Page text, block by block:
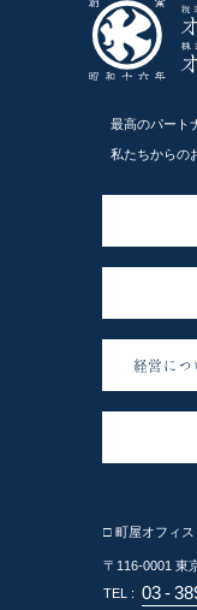
最高のパート
私たちからの
経営に
□ 町屋オフィス
〒116-0001 東
TEL : 03 -